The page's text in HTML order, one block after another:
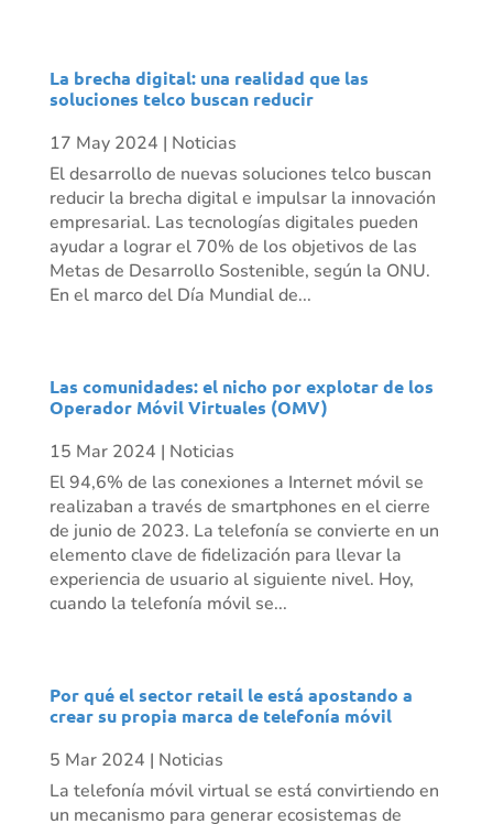
La brecha digital: una realidad que las
soluciones telco buscan reducir
17 May 2024 | Noticias
El desarrollo de nuevas soluciones telco buscan
reducir la brecha digital e impulsar la innovación
empresarial. Las tecnologías digitales pueden
ayudar a lograr el 70% de los objetivos de las
Metas de Desarrollo Sostenible, según la ONU.
En el marco del Día Mundial de...
Las comunidades: el nicho por explotar de los
Operador Móvil Virtuales (OMV)
15 Mar 2024 | Noticias
El 94,6% de las conexiones a Internet móvil se
realizaban a través de smartphones en el cierre
de junio de 2023. La telefonía se convierte en un
elemento clave de fidelización para llevar la
experiencia de usuario al siguiente nivel. Hoy,
cuando la telefonía móvil se...
Por qué el sector retail le está apostando a
crear su propia marca de telefonía móvil
5 Mar 2024 | Noticias
La telefonía móvil virtual se está convirtiendo en
un mecanismo para generar ecosistemas de